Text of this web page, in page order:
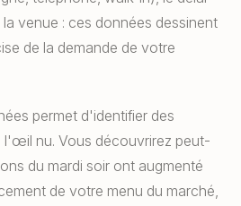
venue : ces données dessinent
de la demande de votre
permet d'identifier des
l'œil nu. Vous découvrirez peut-
du mardi soir ont augmenté
de votre menu du marché,